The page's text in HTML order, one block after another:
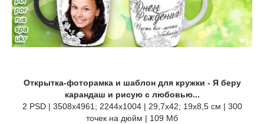
Открытка-фоторамка и шаблон для кружки - Я беру
карандаш и рисую с любовью...
2 PSD | 3508x4961; 2244x1004 | 29,7x42; 19x8,5 см | 300
точек на дюйм | 109 Мб